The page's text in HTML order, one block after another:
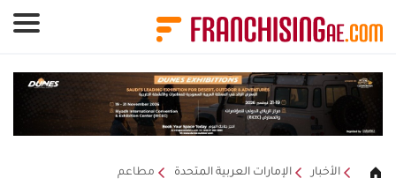
الأخبار الإمارات العربية المتحدة مطاعم
لوحة إدارة ملفات تعريف الارتباط